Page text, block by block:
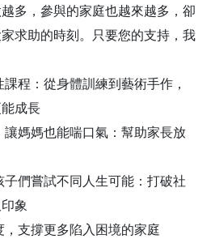
多，參與的家庭也越來越多，卻
求助的時刻。只要您的支持，我
程：從身體訓練到藝術手作，
成長
媽媽也能喘口氣：幫助家長放
們嘗試不同人生可能：打破社
象
支撐更多陷入困境的家庭